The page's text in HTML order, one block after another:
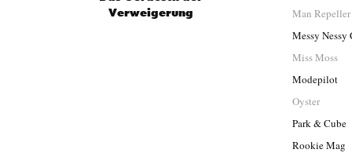
Verweigerung
Man Repeller
Messy Nessy
Miss Moss
Modepilot
Oyster
Park & Cube
Rookie Mag